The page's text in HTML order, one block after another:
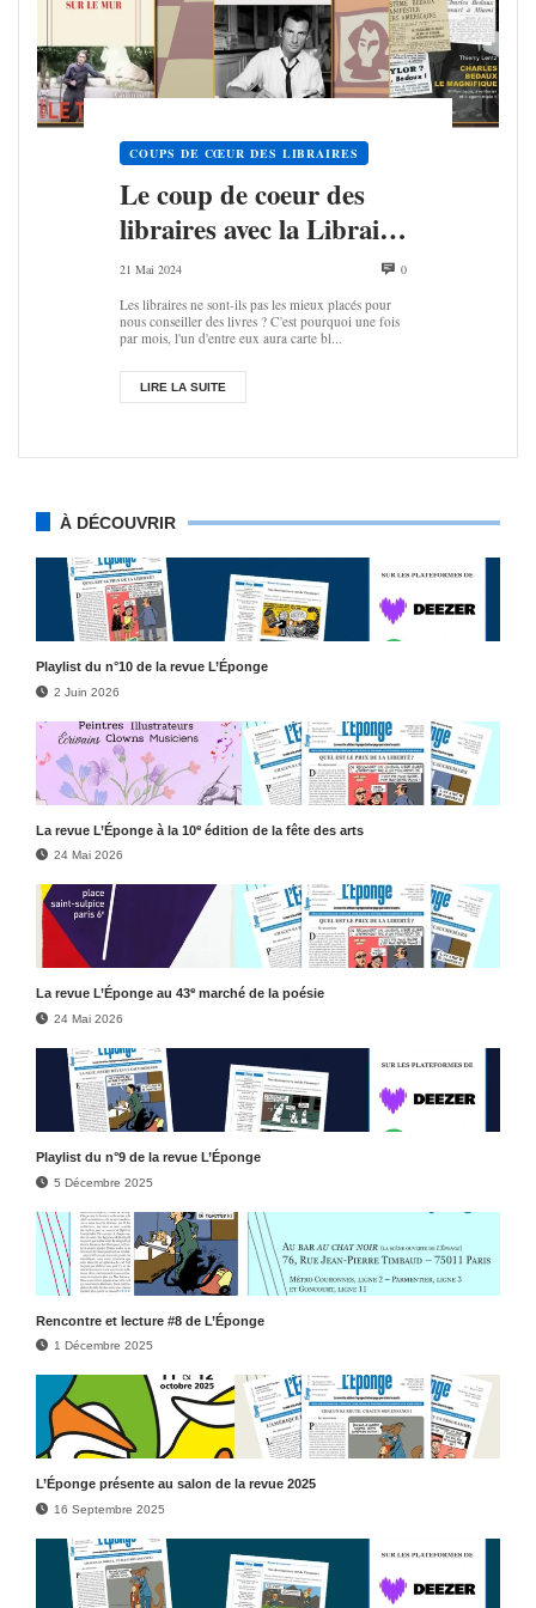
COUPS DE CŒUR DES LIBRAIRES
Le coup de coeur des
libraires avec la Librai­­­­rie
Henri IV
21 Mai 2024 0
Les libraires ne sont-ils pas les mieux placés pour
nous conseiller des livres ? C'est pourquoi une fois
par mois, l'un d'entre eux aura carte bl...
LIRE LA SUITE
À DÉCOUVRIR
Play­list du n°10 de la revue L’Éponge
2 Juin 2026
La revue L’Éponge à la 10e édition de la fête des arts
24 Mai 2026
La revue L’Éponge au 43e marché de la poésie
24 Mai 2026
Play­list du n°9 de la revue L’Éponge
5 Décembre 2025
Rencontre et lecture #8 de L’Éponge
1 Décembre 2025
L’Éponge présente au salon de la revue 2025
16 Septembre 2025